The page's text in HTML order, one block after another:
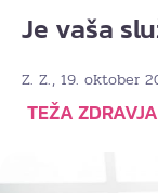
Je vaša
Z. Z., 19. oktober
TEŽA ZDRAVJA